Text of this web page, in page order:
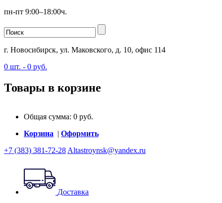
пн-пт 9:00–18:00ч.
г. Новосибирск, ул. Маковского, д. 10, офис 114
0 шт. - 0 руб.
Товары в корзине
Общая сумма: 0 руб.
Корзина | Оформить
+7 (383) 381-72-28 Altastroynsk@yandex.ru
Доставка